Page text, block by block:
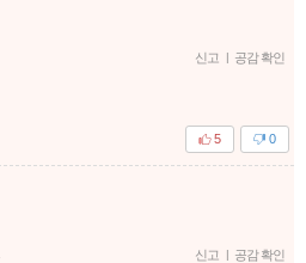
신고 | 공감 확인
0
5
신고 | 공감 확인